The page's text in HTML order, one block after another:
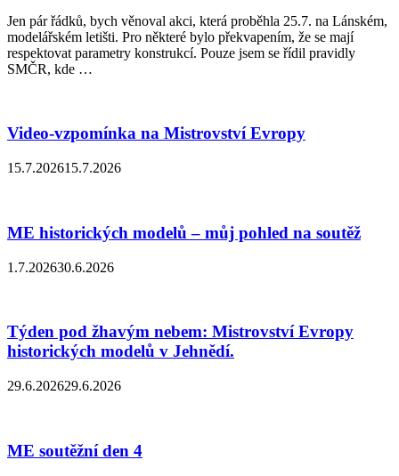
Jen pár řádků, bych věnoval akci, která proběhla 25.7. na Lánském,
modelářském letišti. Pro některé bylo překvapením, že se mají
respektovat parametry konstrukcí. Pouze jsem se řídil pravidly
SMČR, kde …
Video-vzpomínka na Mistrovství Evropy
15.7.202615.7.2026
ME historických modelů – můj pohled na soutěž
1.7.202630.6.2026
Týden pod žhavým nebem: Mistrovství Evropy
historických modelů v Jehnědí.
29.6.202629.6.2026
ME soutěžní den 4